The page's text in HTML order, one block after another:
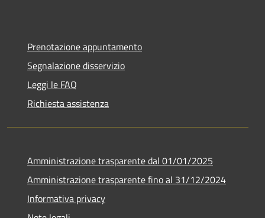
Prenotazione appuntamento
Segnalazione disservizio
Leggi le FAQ
Richiesta assistenza
Amministrazione trasparente dal 01/01/2025
Amministrazione trasparente fino al 31/12/2024
Informativa privacy